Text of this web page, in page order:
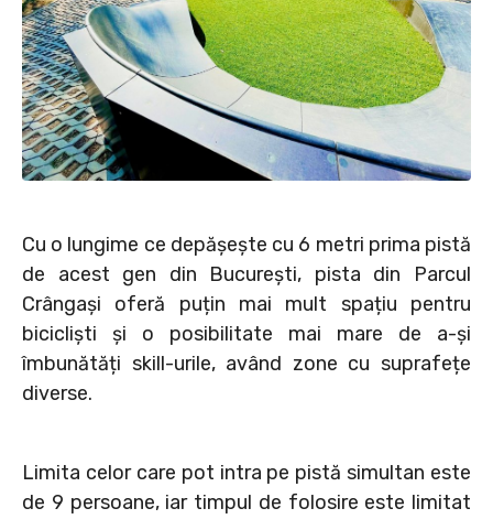
Cu o lungime ce depășește cu 6 metri prima pistă
de acest gen din București, pista din Parcul
Crângași oferă puțin mai mult spațiu pentru
bicicliști și o posibilitate mai mare de a-și
îmbunătăți skill-urile, având zone cu suprafețe
diverse.
Limita celor care pot intra pe pistă simultan este
de 9 persoane, iar timpul de folosire este limitat